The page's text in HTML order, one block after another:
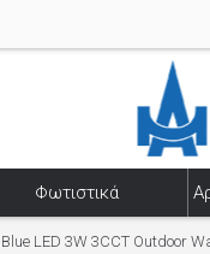
Φωτιστικά
Blue LED 3W 3CCT Outdoor